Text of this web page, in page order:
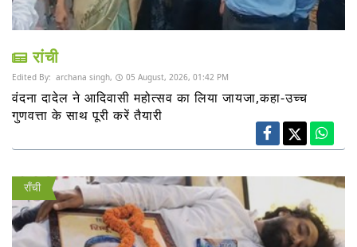
रांची
Edited By: archana singh, 05 August, 2026, 01:42 PM
वंदना दादेल ने आदिवासी महोत्सव का लिया जायजा,कहा-उच्च
गुणवत्ता के साथ पूरी करें तैयारी
राँची